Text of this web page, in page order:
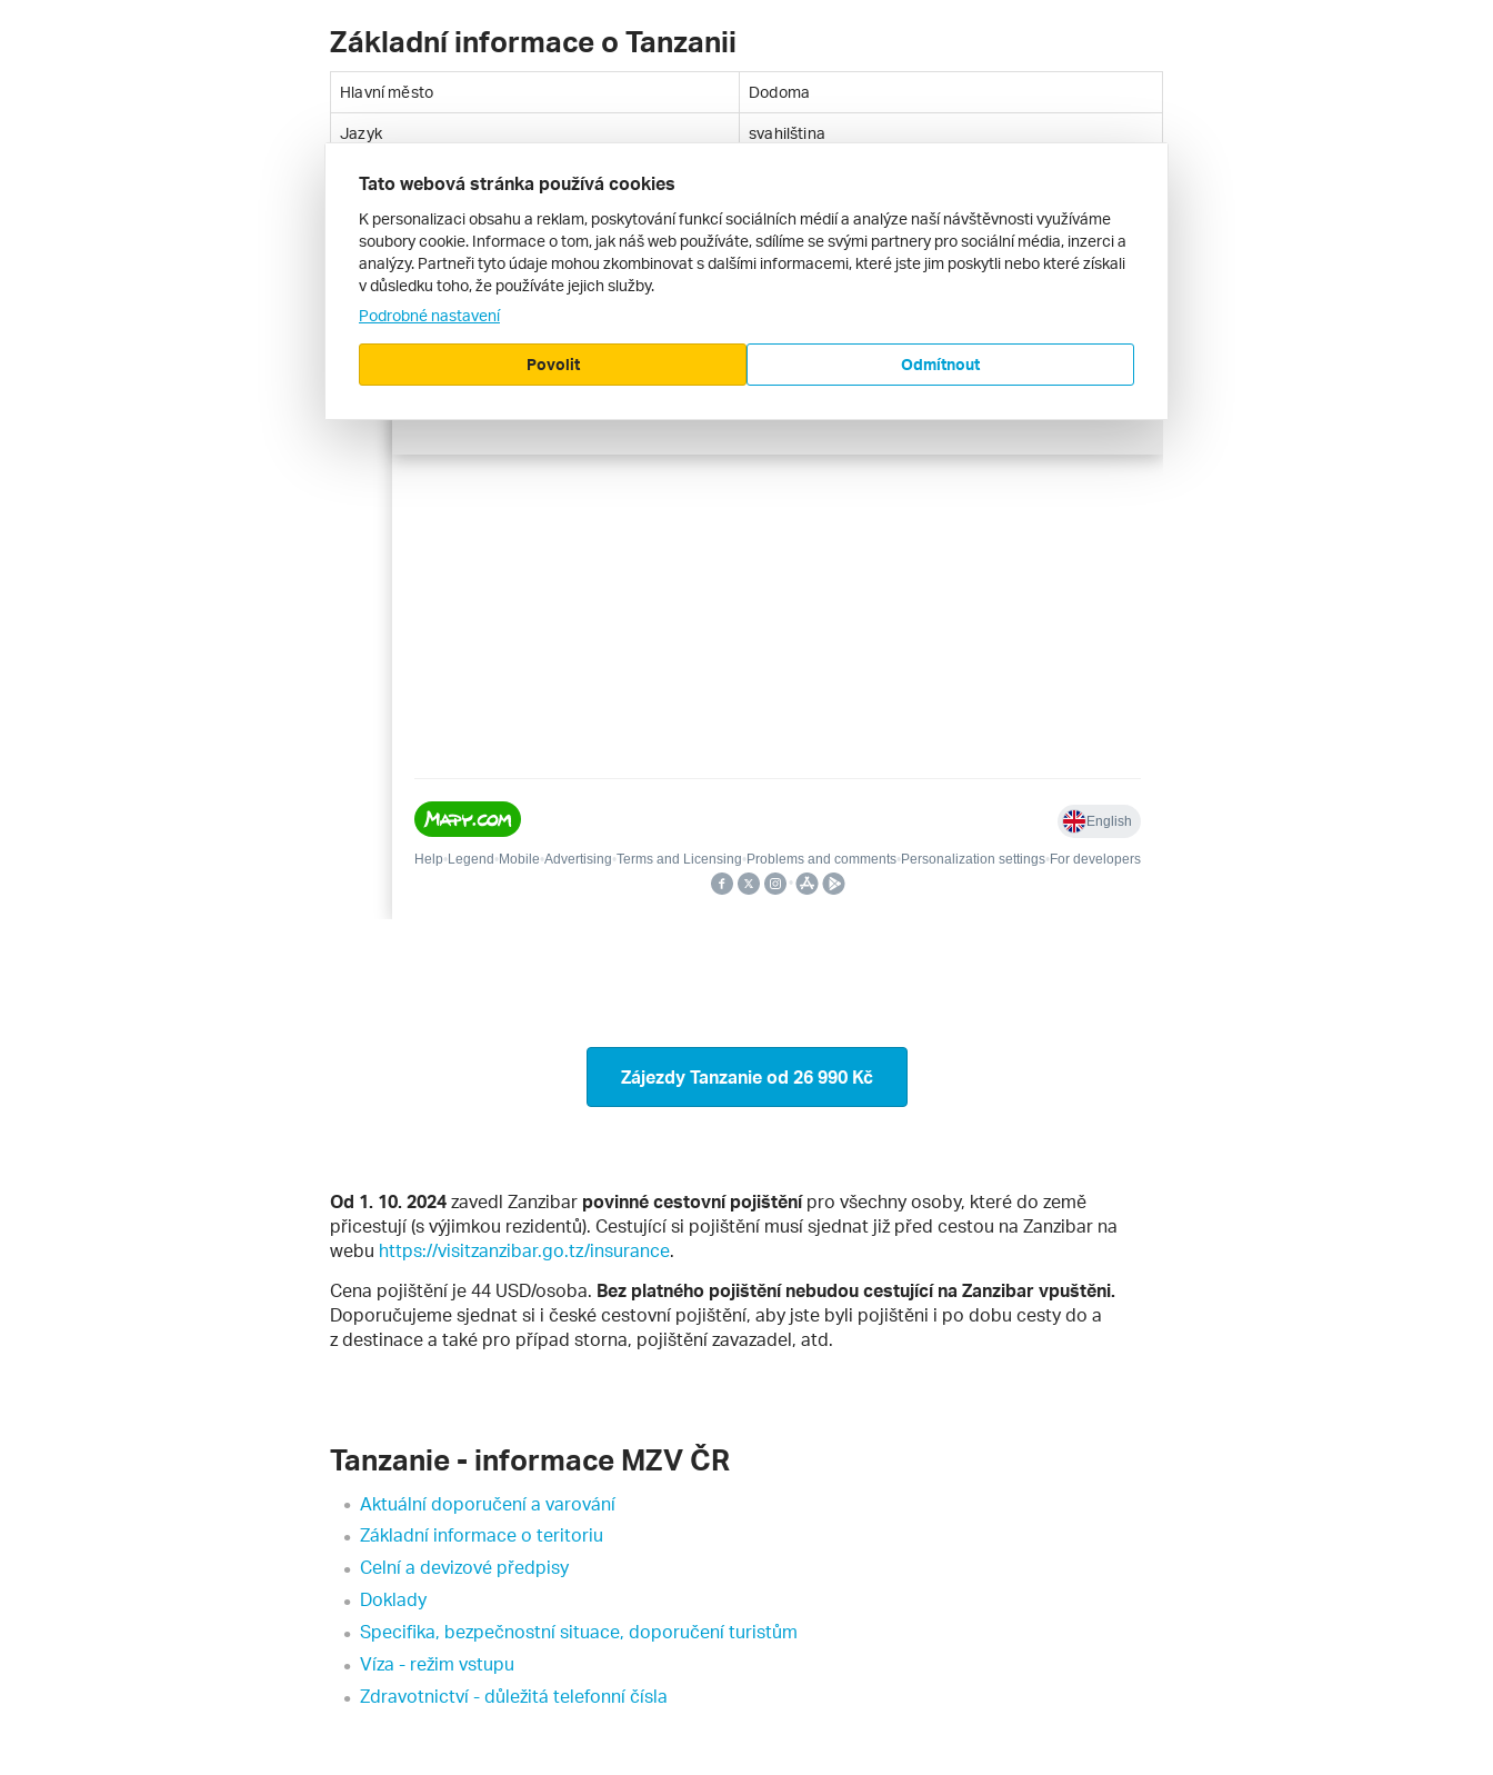
Základní informace o Tanzanii
Hlavní město Dodoma
Jazyk svahilština
Časové pásmo
Měna tanzanský šilink
Rozloha 945 090 km²
Počet obyvatel
Zájezdy Tanzanie od 26 990 Kč
Od 1. 10. 2024 zavedl Zanzibar povinné cestovní pojištěnípro všechny osoby, které do země
přicestují (s výjimkou rezidentů). Cestující si pojištění musí sjednat již před cestou na Zanzibar na
webu https://visitzanzibar.go.tz/insurance.
Cena pojištění je 44 USD/osoba. Bez platného pojištění nebudou cestující na Zanzibar vpuštěni.
Doporučujeme sjednat si i české cestovní pojištění, aby jste byli pojištěni i po dobu cesty do a
z destinace a také pro případ storna, pojištění zavazadel, atd.
Tanzanie - informace MZV ČR
Aktuální doporučení a varování
Základní informace o teritoriu
Celní a devizové předpisy
Doklady
Specifika, bezpečnostní situace, doporučení turistům
Víza - režim vstupu
Zdravotnictví - důležitá telefonní čísla
Tato webová stránka používá cookies
K personalizaci obsahu a reklam, poskytování funkcí sociálních médií a analýze naší návštěvnosti využíváme
soubory cookie. Informace o tom, jak náš web používáte, sdílíme se svými partnery pro sociální média, inzerci a
analýzy. Partneři tyto údaje mohou zkombinovat s dalšími informacemi, které jste jim poskytli nebo které získali
v důsledku toho, že používáte jejich služby.
Podrobné nastavení
Odmítnout
Povolit